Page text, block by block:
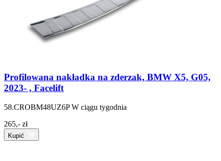
Profilowana nakładka na zderzak, BMW X5, G05,
2023- , Facelift
58.CROBM48UZ6P W ciągu tygodnia
265,- zł
Kupić